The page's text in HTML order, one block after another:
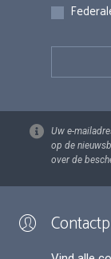
Uw e-
op de
over de